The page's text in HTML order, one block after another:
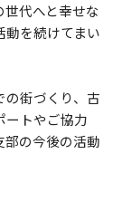
代へと幸せな
を続けてまい
街づくり、古
ートやご協力
部の今後の活動